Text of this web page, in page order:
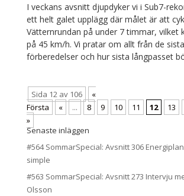
I veckans avsnitt djupdyker vi i Sub7-
ett helt galet upplägg där målet är att
Vätternrundan på under 7 timmar, vilket
på 45 km/h. Vi pratar om allt från de
förberedelser och hur sista långpasset
Sida 12 av 106
«
Första
« ... 8 9 10 11 12 13
»
Senaste inläggen
#564 SommarSpecial: Avsnitt 306
simple
#563 SommarSpecial: Avsnitt 273 Intervju
Olsson